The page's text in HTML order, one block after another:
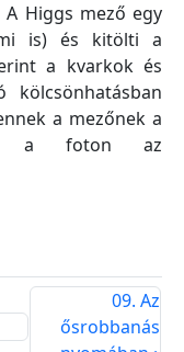
Higgs mező egy
is) és kitölti a
a kvarkok és
a mezőnek a
a foton az
09. Az
ősrobbanás